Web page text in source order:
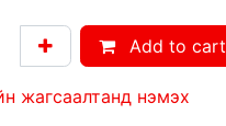
Add to cart
жагсаалтанд нэмэх